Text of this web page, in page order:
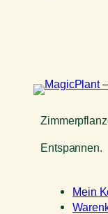
Entspannen.
Mein